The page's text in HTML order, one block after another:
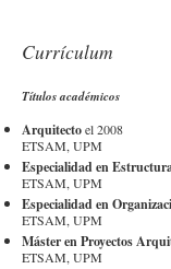
Currículum
Títulos académicos
Arquitectoel 2008
ETSAM, UPM
Especialidad en
ETSAM, UPM
Especialidad en
ETSAM, UPM
Máster en Proyectos
ETSAM, UPM